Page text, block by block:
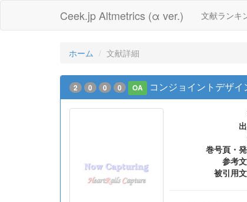
Ceek.jp Altmetrics (α ver.) 文献ランキ
ホーム 文献詳細
2 0 0 0 OA コンジョイントデザ
巻号頁・
参考
被引用